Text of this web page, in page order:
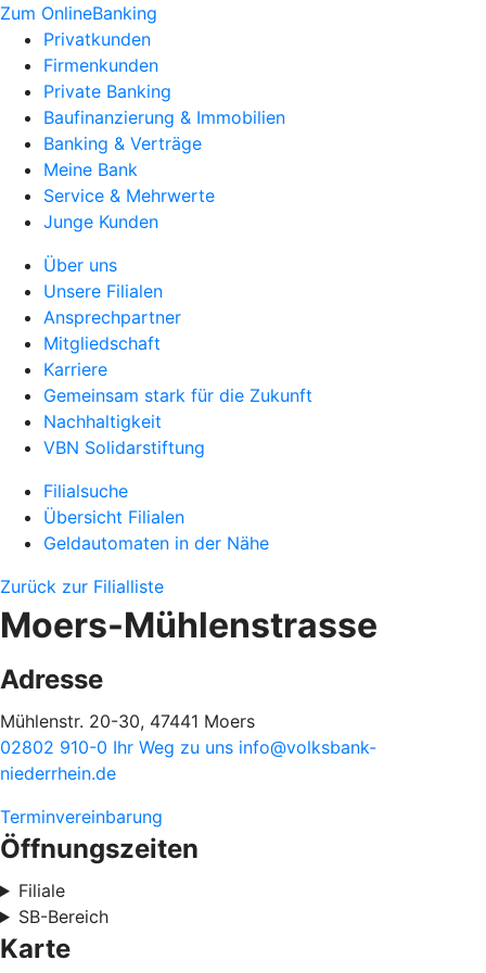
Zum OnlineBanking
Privatkunden
Firmenkunden
Private Banking
Baufinanzierung & Immobilien
Banking & Verträge
Meine Bank
Service & Mehrwerte
Junge Kunden
Über uns
Unsere Filialen
Ansprechpartner
Mitgliedschaft
Karriere
Gemeinsam stark für die Zukunft
Nachhaltigkeit
VBN Solidarstiftung
Filialsuche
Übersicht Filialen
Geldautomaten in der Nähe
Zurück zur Filialliste
Moers-Mühlenstrasse
Adresse
Mühlenstr. 20-30, 47441 Moers
02802 910-0 Ihr Weg zu uns info@volksbank-
niederrhein.de
Terminvereinbarung
Öffnungszeiten
Filiale
SB-Bereich
Karte